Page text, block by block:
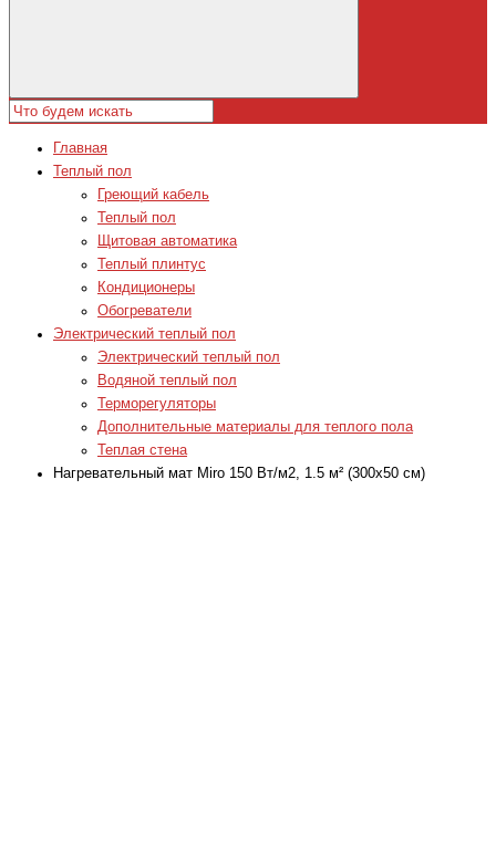
Главная
Теплый пол
Греющий кабель
Теплый пол
Щитовая автоматика
Теплый плинтус
Кондиционеры
Обогреватели
Электрический теплый пол
Электрический теплый пол
Водяной теплый пол
Терморегуляторы
Дополнительные материалы для теплого пола
Теплая стена
Нагревательный мат Miro 150 Вт/м2, 1.5 м² (300x50 см)